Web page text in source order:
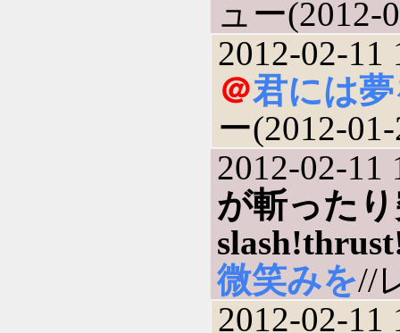
ュー(2012-
2012-02-11
＠君には
ー(2012-
2012-02-11
が斬った
微笑みを//
2012-02-11